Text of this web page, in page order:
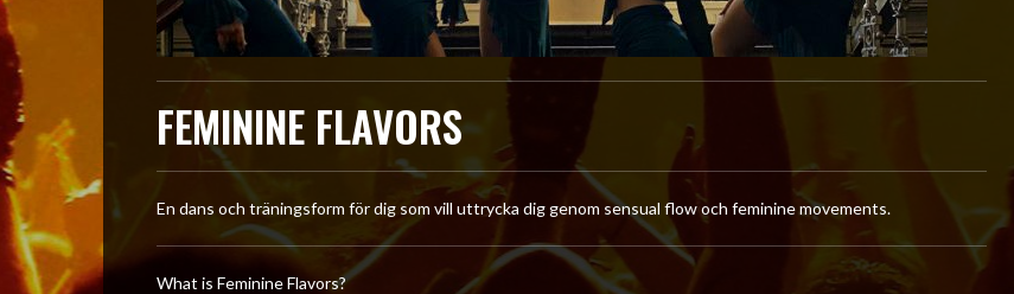
FEMININE FLAVORS
En dans och träningsform för dig som vill uttrycka dig genom sensual flow och feminine movements.
What is Feminine Flavors?